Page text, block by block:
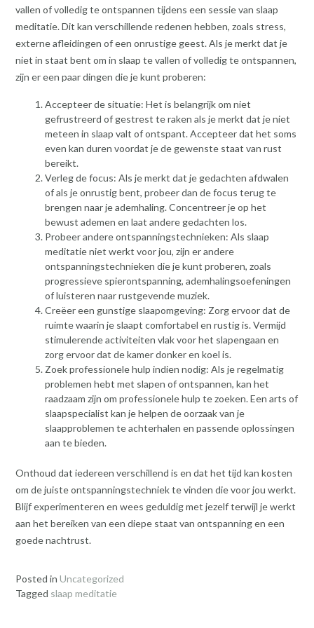
vallen of volledig te ontspannen tijdens een sessie van slaap
meditatie. Dit kan verschillende redenen hebben, zoals stress,
externe afleidingen of een onrustige geest. Als je merkt dat je
niet in staat bent om in slaap te vallen of volledig te ontspannen,
zijn er een paar dingen die je kunt proberen:
Accepteer de situatie: Het is belangrijk om niet
gefrustreerd of gestrest te raken als je merkt dat je niet
meteen in slaap valt of ontspant. Accepteer dat het soms
even kan duren voordat je de gewenste staat van rust
bereikt.
Verleg de focus: Als je merkt dat je gedachten afdwalen
of als je onrustig bent, probeer dan de focus terug te
brengen naar je ademhaling. Concentreer je op het
bewust ademen en laat andere gedachten los.
Probeer andere ontspanningstechnieken: Als slaap
meditatie niet werkt voor jou, zijn er andere
ontspanningstechnieken die je kunt proberen, zoals
progressieve spierontspanning, ademhalingsoefeningen
of luisteren naar rustgevende muziek.
Creëer een gunstige slaapomgeving: Zorg ervoor dat de
ruimte waarin je slaapt comfortabel en rustig is. Vermijd
stimulerende activiteiten vlak voor het slapengaan en
zorg ervoor dat de kamer donker en koel is.
Zoek professionele hulp indien nodig: Als je regelmatig
problemen hebt met slapen of ontspannen, kan het
raadzaam zijn om professionele hulp te zoeken. Een arts of
slaapspecialist kan je helpen de oorzaak van je
slaapproblemen te achterhalen en passende oplossingen
aan te bieden.
Onthoud dat iedereen verschillend is en dat het tijd kan kosten
om de juiste ontspanningstechniek te vinden die voor jou werkt.
Blijf experimenteren en wees geduldig met jezelf terwijl je werkt
aan het bereiken van een diepe staat van ontspanning en een
goede nachtrust.
Posted in Uncategorized
Tagged slaap meditatie